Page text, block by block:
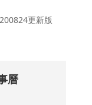
更新版
曆